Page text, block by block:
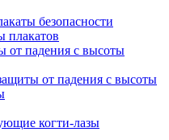
безопасности
плакатов
от падения с высоты
от падения с высоты
когти-лазы